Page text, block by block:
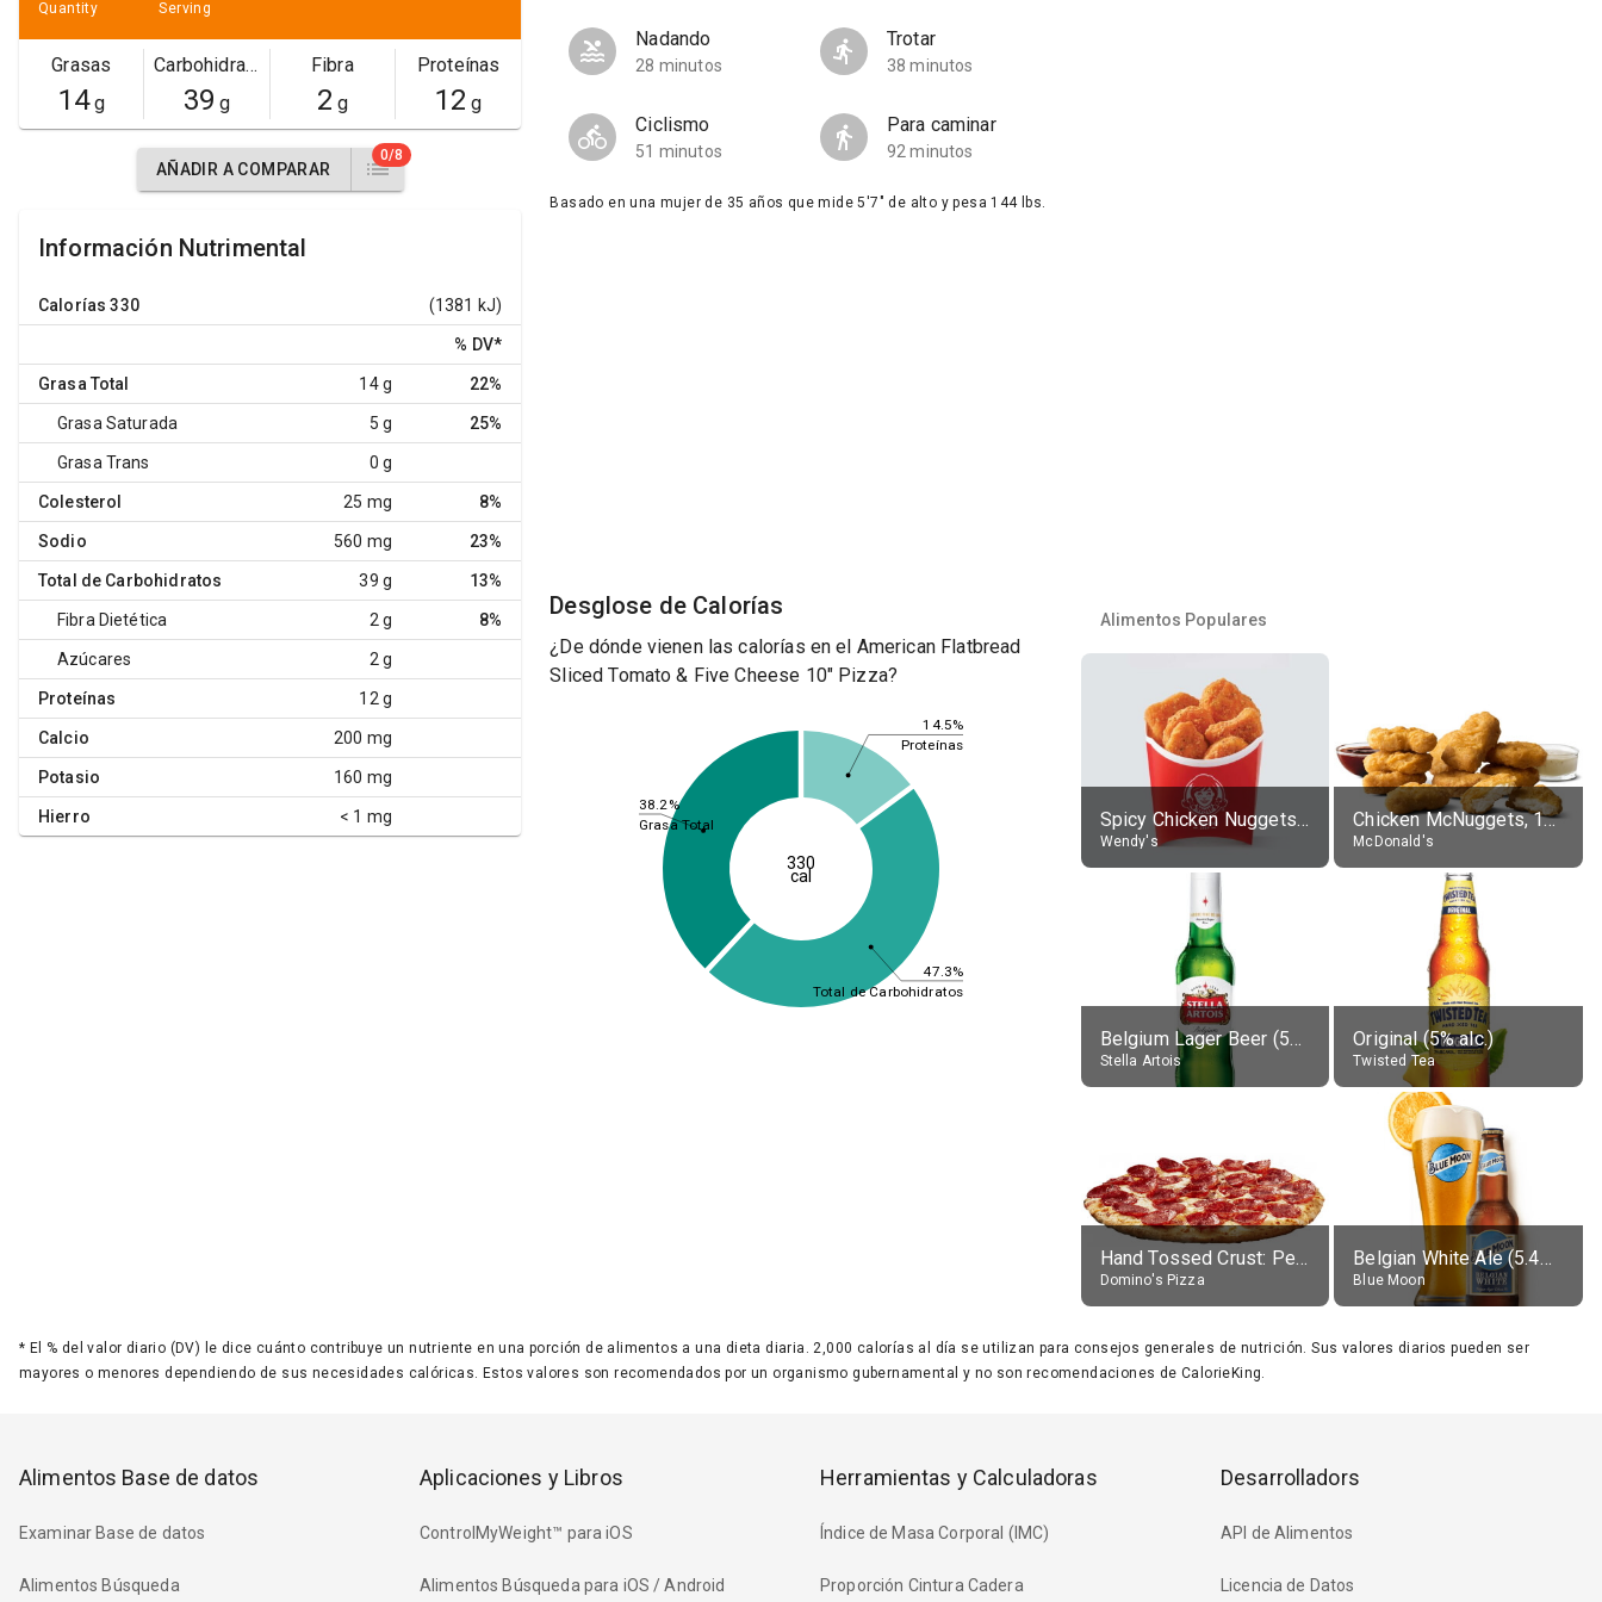
Quantity Serving
Grasas
14g
Carbohidratos
39 g
Fibra
2 g
Proteínas
12 g
AÑADIR A COMPARAR
0/8
Información Nutrimental
Calorías 330 (1381 kJ)
% DV*
Grasa Total 14 g 22%
Grasa Saturada 5 g 25%
Grasa Trans 0 g
Colesterol 25 mg 8%
Sodio 560 mg 23%
Total de Carbohidratos 39 g 13%
Fibra Dietética 2 g 8%
Azúcares 2 g
Proteínas 12 g
Calcio 200 mg
Potasio 160 mg
Hierro < 1 mg
Nadando
28 minutos
Trotar
38 minutos
Ciclismo
51 minutos
Para caminar
92 minutos
Basado en una mujer de 35 años que mide 5'7" de alto y pesa 144 lbs.
Desglose de Calorías
¿De dónde vienen las calorías en el American Flatbread
Sliced Tomato & Five Cheese 10" Pizza?
14.5%
47.3%
38.2%
Proteínas
Total de Carbohidratos
Grasa Total
330
cal
Alimentos Populares
Spicy Chicken Nuggets, without sauce
Wendy's
Chicken McNuggets, 10 pieces, without sauce
McDonald's
Belgium Lager Beer (5% alc.)
Stella Artois
Original (5% alc.)
Twisted Tea
Hand Tossed Crust: Pepperoni Pizza (Large 14")
Domino's Pizza
Belgian White Ale (5.4% alc.)
Blue Moon
* El % del valor diario (DV) le dice cuánto contribuye un nutriente en una porción de alimentos a una dieta diaria. 2,000 calorías al día se utilizan para consejos generales de nutrición. Sus valores diarios pueden ser
mayores o menores dependiendo de sus necesidades calóricas. Estos valores son recomendados por un organismo gubernamental y no son recomendaciones de CalorieKing.
Alimentos Base de datos
Examinar Base de datos
Alimentos Búsqueda
Aplicaciones y Libros
ControlMyWeight™ para iOS
Alimentos Búsqueda para iOS / Android
Herramientas y Calculadoras
Índice de Masa Corporal (IMC)
Proporción Cintura Cadera
Desarrolladors
API de Alimentos
Licencia de Datos